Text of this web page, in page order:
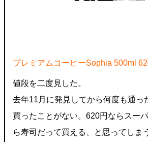
プレミアムコーヒーSophia 500ml
値段を二度見した。
去年11月に発見してから何度も通っ
買ったことがない。620円ならスー
ら寿司だって買える、と思ってしま